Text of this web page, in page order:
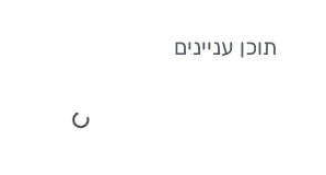
תוכן עניינים